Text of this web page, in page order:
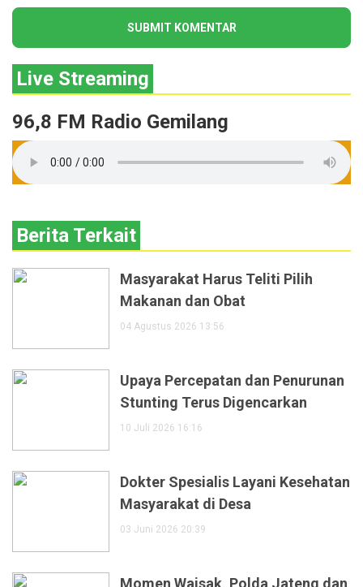
Live Streaming
96,8 FM Radio Gemilang
Berita Terkait
Masyarakat Harus Teliti Pilih
Makanan dan Obat
04 Agustus 2026 13:56
Upaya Percepatan dan Penurunan
Stunting Terus Digencarkan
10 Juli 2026 16:16
Dokter Spesialis Layani Kesehatan
Masyarakat di Desa
03 Juni 2026 20:39
Momen Waisak, Polda Jateng dan